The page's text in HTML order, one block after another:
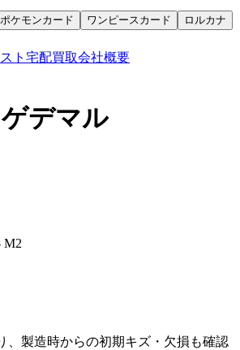
ポケモンカード ワンピースカード
ロルカナ
ト 宅配買取会社概要
ゲデマル
M2
、製造時からの初期キズ・欠損も確認